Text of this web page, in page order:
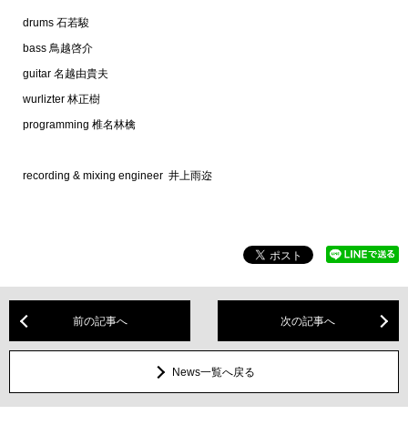
drums 石若駿
bass 鳥越啓介
guitar 名越由貴夫
wurlizter 林正樹
programming 椎名林檎
recording & mixing engineer 井上雨迩
前の記事へ 次の記事へ
News一覧へ戻る